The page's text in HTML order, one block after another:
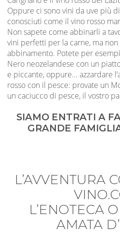
Oppure ci sono vini da uve più
conosciuti come il vino rosso
Non sapete come abbinarli a
vini perfetti per la carne, ma
abbinamento. Potete per
Nero neozelandese con un
e piccante, oppure... azzardare
rosso con il pesce: provate un
un caciucco di pesce, il vostro
SIAMO ENTRATI A
GRANDE
L’AVVENTURA
L’ENOTECA
AMATA